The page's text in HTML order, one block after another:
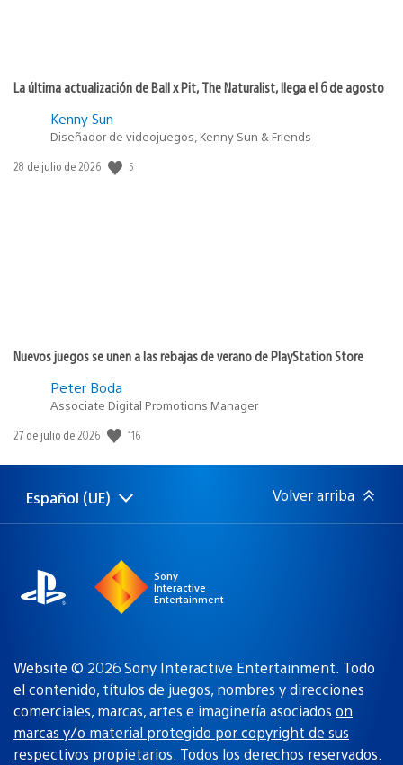
La última actualización de Ball x Pit, The Naturalist, llega el 6 de agosto
Kenny Sun
Diseñador de videojuegos, Kenny Sun & Friends
Fecha
28 de julio de 2026 5
Nuevos juegos se unen a las rebajas de verano de PlayStation Store
Peter Boda
Associate Digital Promotions Manager
Fecha
publicación:
27 de julio de 2026 116
Selecciona
una
Región
actual:
Español (UE) Volver arriba
Sony
Interactive
Entertainment
Website © 2026 Sony Interactive Entertainment. Todo
el contenido, títulos de juegos, nombres y direcciones
comerciales, marcas, artes e imaginería asociados on
marcas y/o material protegido por copyright de sus
respectivos propietarios. Todos los derechos reservados.